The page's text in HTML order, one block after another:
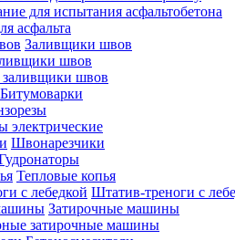
для испытания асфальтобетона
асфальта
Заливщики швов
швов
швов
Битумоварки
электрические
Швонарезчики
Тепловые копья
Штатив-треноги с
Затирочные машины
затирочные машины